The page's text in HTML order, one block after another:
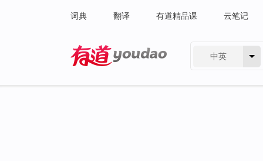
词典 翻译 有道精品课 云笔记
中英